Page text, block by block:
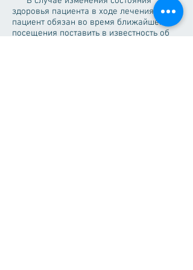
здоровья пациента в ходе лечения,
пациент обязан во время ближайшего
посещения поставить в известность об